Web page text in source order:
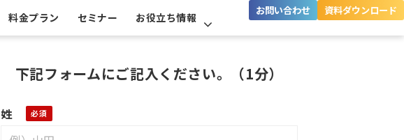
料金プラン セミナー お役立ち情報
お問い合わせ 資料ダウンロード
下記フォームにご記入ください。（1分）
姓